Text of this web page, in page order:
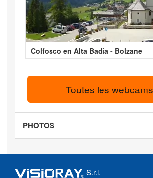
Colfosco en Alta Badia - Bolzane
Toutes les webcams
PHOTOS
S.r.l.